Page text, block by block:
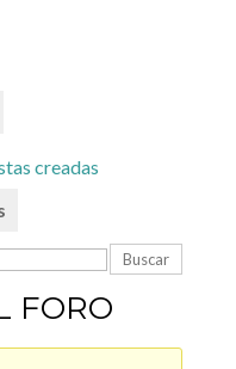
creadas
FORO